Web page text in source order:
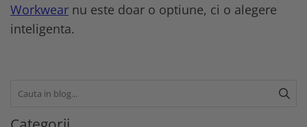
Workwear nu este doar o optiune, ci o alegere
inteligenta.